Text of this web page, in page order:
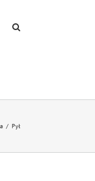
/ Pył